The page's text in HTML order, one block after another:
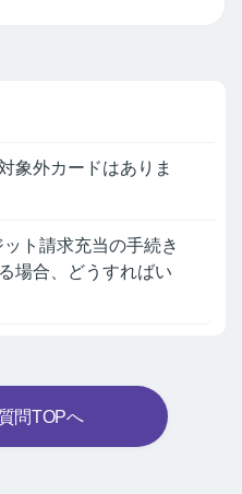
象外カードはありま
ト請求充当の手続き
場合、どうすればい
問TOPへ